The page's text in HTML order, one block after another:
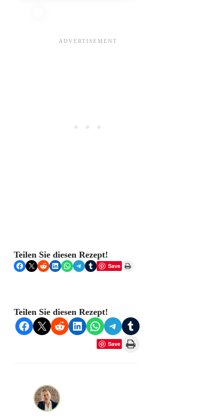
Teilen Sie diesen Rezept!
Share on Facebook
Share on X Share on RedditShare on LinkedIn
Share on WhatsApp
Share on Telegram
Share on TumblrSave Print this Page
Teilen Sie diesen Rezept!
Share on Facebook
Share on X Share on RedditShare on LinkedIn
Share on WhatsApp
Share on Telegram
Share on Tumblr
Save Print this Page